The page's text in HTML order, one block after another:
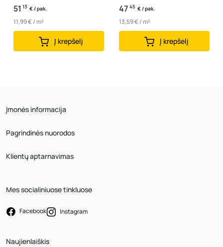
51 13 € / pak.
11,99 € / m²
Į krepšelį
47 45 € / pak.
13,59 € / m²
Į krepšelį
Įmonės informacija
Pagrindinės nuorodos
Klientų aptarnavimas
Mes socialiniuose tinkluose
Facebook Instagram
Naujienlaiškis